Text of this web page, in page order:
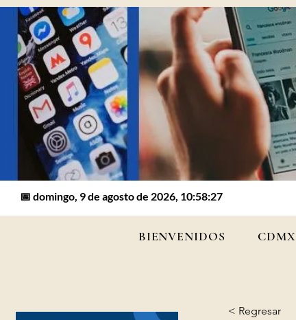
📅 domingo, 9 de agosto de 2026, 10:58:27
BIENVENIDOS CDMX
< Regresar